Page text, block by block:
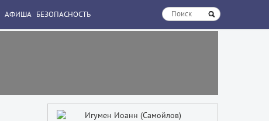
АФИША БЕЗОПАСНОСТЬ
Игумен Иоанн (Самойлов)